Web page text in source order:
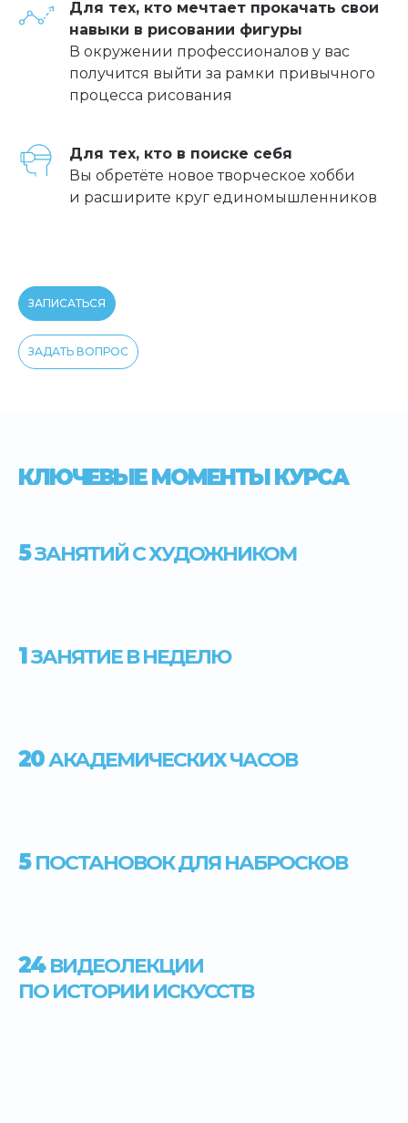
Для тех, кто мечтает прокачать свои
навыки в рисовании фигуры
В окружении профессионалов у вас
получится выйти за рамки привычного
процесса рисования
Для тех, кто в поиске себя
Вы обретёте новое творческое хобби
и расширите круг единомышленников
ЗАПИСАТЬСЯ
ЗАДАТЬ ВОПРОС
КЛЮЧЕВЫЕ МОМЕНТЫ КУРСА
5ЗАНЯТИЙ С ХУДОЖНИКОМ
1ЗАНЯТИЕ В НЕДЕЛЮ
20АКАДЕМИЧЕСКИХ ЧАСОВ
5 ПОСТАНОВОК ДЛЯ НАБРОСКОВ
24 ВИДЕОЛЕКЦИИ
ПО ИСТОРИИ ИСКУССТВ